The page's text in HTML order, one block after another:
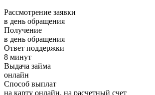
Рассмотрение заявки
в день обращения
Получение
в день обращения
Ответ поддержки
8 минут
Выдача займа
онлайн
Способ выплат
на карту онлайн, на расчетный счет